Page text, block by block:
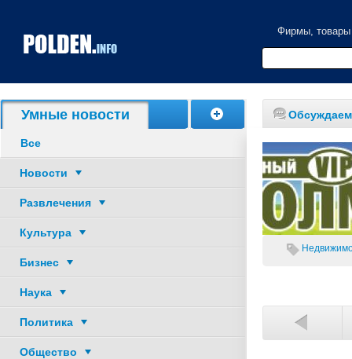
Фирмы, товары
Умные новости
Все
Новости
Развлечения
Культура
Бизнес
Наука
Политика
Общество
Обсуждаем